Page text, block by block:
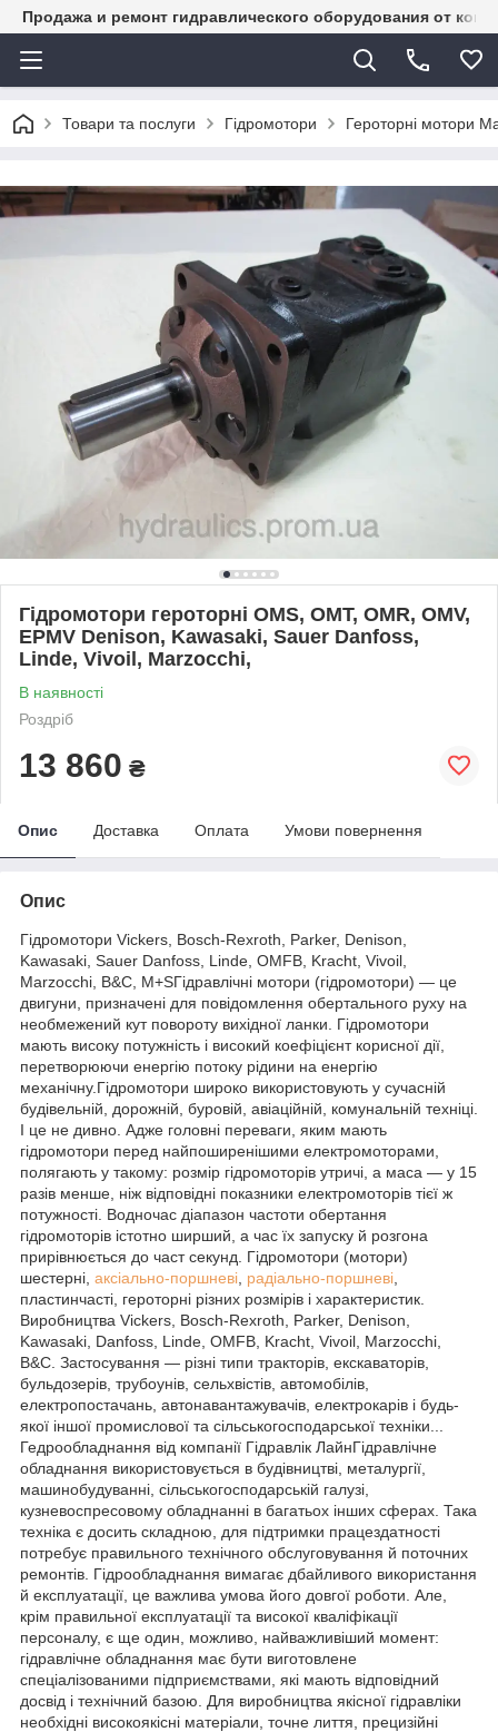
Продажа и ремонт гидравлического оборудования от
Товари та послуги Гідромотори Героторні мотори
Гідромотори героторні OMS, OMT, OMR, OMV,
EPMV Denison, Kawasaki, Sauer Danfoss,
Linde, Vivoil, Marzocchi,
В наявності
Роздріб
13 860 ₴
Опис Доставка Оплата Умови повернення
Опис
Гідромотори Vickers, Bosch-Rexroth, Parker, Denison,
Kawasaki, Sauer Danfoss, Linde, OMFB, Kracht, Vivoil,
Marzocchi, B&C, M+SГідравлічні мотори (гідромотори) — це
двигуни, призначені для повідомлення обертального руху на
необмежений кут повороту вихідної ланки. Гідромотори
мають високу потужність і високий коефіцієнт корисної дії,
перетворюючи енергію потоку рідини на енергію
механічну.Гідромотори широко використовують у сучасній
будівельній, дорожній, буровій, авіаційній, комунальній техніці.
І це не дивно. Адже головні переваги, яким мають
гідромотори перед найпоширенішими електромоторами,
полягають у такому: розмір гідромоторів утричі, а маса — у 15
разів менше, ніж відповідні показники електромоторів тієї ж
потужності. Водночас діапазон частоти обертання
гідромоторів істотно ширший, а час їх запуску й розгона
прирівнюється до част секунд. Гідромотори (мотори)
шестерні, аксіально-поршневі радіально-поршневі
пластинчасті, героторні різних розмірів і характеристик.
Виробництва Vickers, Bosch-Rexroth, Parker, Denison,
Kawasaki, Danfoss, Linde, OMFB, Kracht, Vivoil, Marzocchi,
B&C. Застосування — різні типи тракторів, екскаваторів,
бульдозерів, трубоунів, сельхвістів, автомобілів,
електропостачань, автонавантажувачів, електрокарів і будь-
якої іншої промислової та сільськогосподарської техніки...
Гедрообладнання від компанії Гідравлік ЛайнГідравлічне
обладнання використовується в будівництві, металургії,
машинобудуванні, сільськогосподарській галузі,
кузневоспресовому обладнанні в багатьох інших сферах. Така
техніка є досить складною, для підтримки працездатності
потребує правильного технічного обслуговування й поточних
ремонтів. Гідрообладнання вимагає дбайливого використання
й експлуатації, це важлива умова його довгої роботи. Але,
крім правильної експлуатації та високої кваліфікації
персоналу, є ще один, можливо, найважливіший момент:
гідравлічне обладнання має бути виготовлене
спеціалізованими підприємствами, які мають відповідний
досвід і технічний базою. Для виробництва якісної гідравліки
необхідні високоякісні матеріали, точне лиття, прецизійні